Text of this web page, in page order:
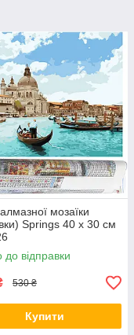
мозаїки
Springs 40 x 30 см
до відправки
530 ₴
Купити